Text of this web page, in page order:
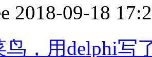
2018-09-18
鸟，用delphi写